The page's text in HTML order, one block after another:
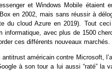
et Windows Mobile
en 2002, mais sans réussir à
du cloud Azure en 2019). Tout
informatique, avec plus de 1500
ces différents nouveaux
américain contre Microsoft,
à son tour a lui aussi “raté” la